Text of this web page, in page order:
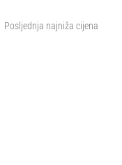
Posljednja najniža cijena